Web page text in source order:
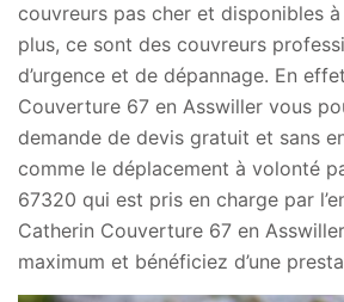
couvreurs pas cher et disponibles
plus, ce sont des couvreurs
d’urgence et de dépannage. En
Couverture 67 en Asswiller vous
demande de devis gratuit et sans
comme le déplacement à volonté
67320 qui est pris en charge par
Catherin Couverture 67 en
maximum et bénéficiez d’une